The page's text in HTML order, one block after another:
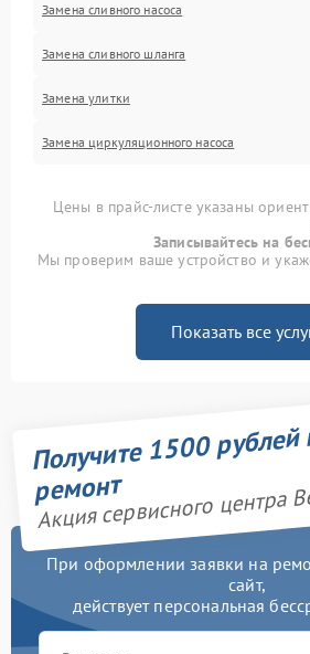
Замена сливного насоса
Замена сливного шланга
Замена улитки
Замена циркуляционного насоса
Цены в прайс-листе указаны
Записывайтесь на
Мы проверим ваше устройство и
Показать все
Получите 1500
ремонт
Акция сервисного центра
При оформлении заявки на
сайт,
действует персональная